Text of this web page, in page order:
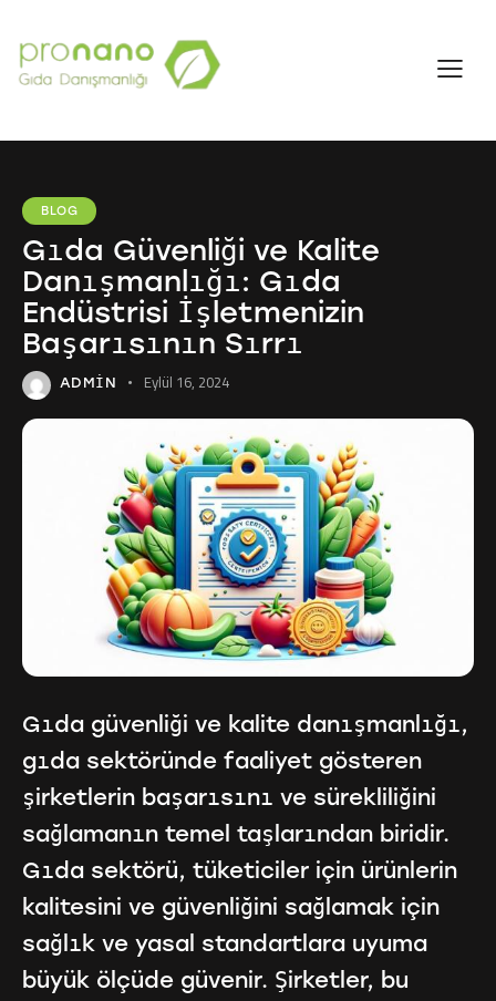
BLOG
Gıda Güvenliği ve Kalite
Danışmanlığı: Gıda
Endüstrisi İşletmenizin
Başarısının Sırrı
ADMIN Eylül 16, 2024
Gıda güvenliği ve kalite danışmanlığı,
gıda sektöründe faaliyet gösteren
şirketlerin başarısını ve sürekliliğini
sağlamanın temel taşlarından biridir.
Gıda sektörü, tüketiciler için ürünlerin
kalitesini ve güvenliğini sağlamak için
sağlık ve yasal standartlara uyuma
büyük ölçüde güvenir. Şirketler, bu